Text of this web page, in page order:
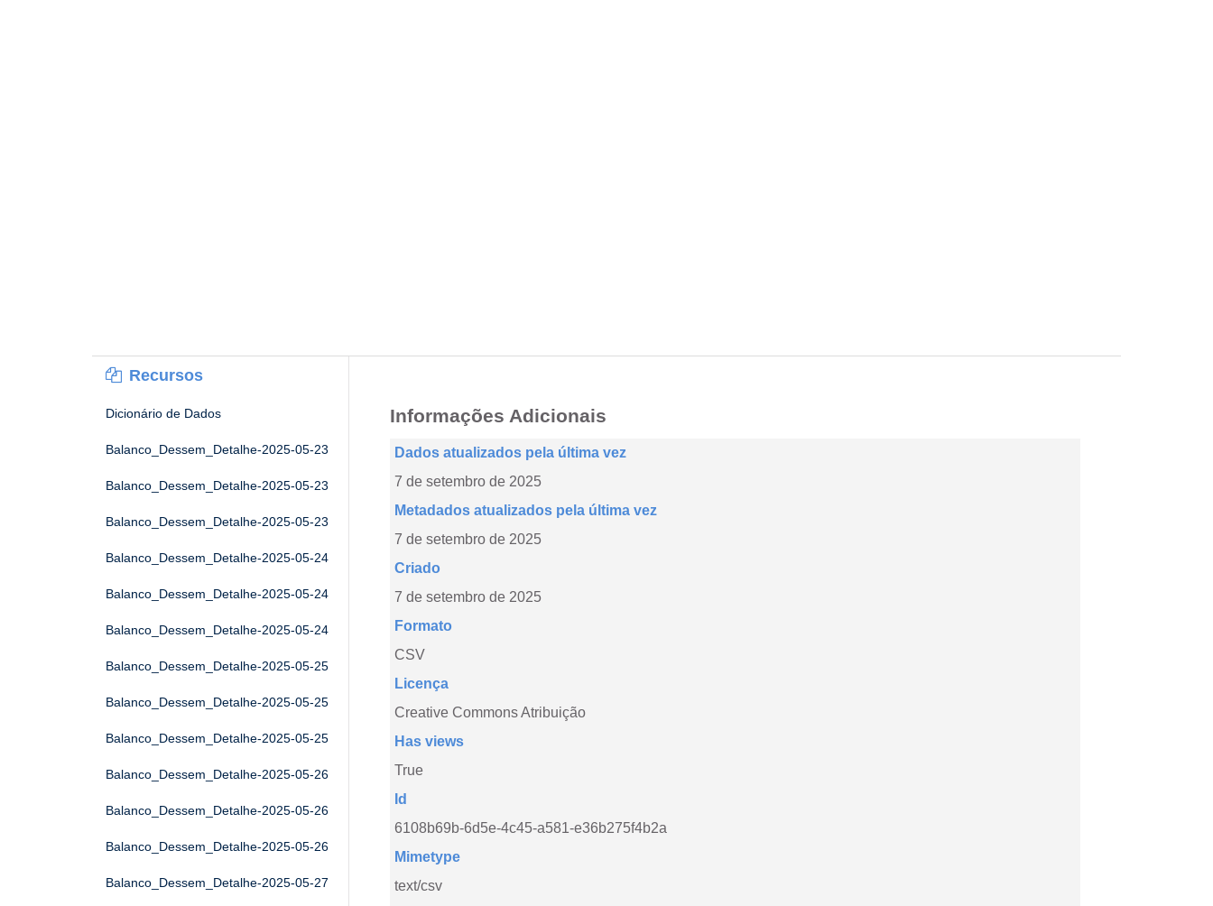
Recursos
Dicionário de Dados
Balanco_Dessem_Detalhe-2025-05-23
Balanco_Dessem_Detalhe-2025-05-23
Balanco_Dessem_Detalhe-2025-05-23
Balanco_Dessem_Detalhe-2025-05-24
Balanco_Dessem_Detalhe-2025-05-24
Balanco_Dessem_Detalhe-2025-05-24
Balanco_Dessem_Detalhe-2025-05-25
Balanco_Dessem_Detalhe-2025-05-25
Balanco_Dessem_Detalhe-2025-05-25
Balanco_Dessem_Detalhe-2025-05-26
Balanco_Dessem_Detalhe-2025-05-26
Balanco_Dessem_Detalhe-2025-05-26
Balanco_Dessem_Detalhe-2025-05-27
Informações Adicionais
Dados atualizados pela última vez
7 de setembro de 2025
Metadados atualizados pela última vez
7 de setembro de 2025
Criado
7 de setembro de 2025
Formato
CSV
Licença
Creative Commons Atribuição
Has views
True
Id
6108b69b-6d5e-4c45-a581-e36b275f4b2a
Mimetype
text/csv